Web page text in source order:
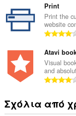
Print
Print the
website
Atavi
Visual
and
Σχόλια από